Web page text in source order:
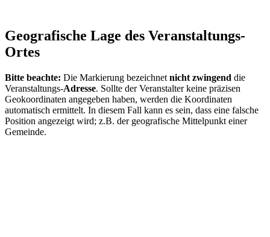
Geografische Lage des Veranstaltungs-
Ortes
Bitte beachte: Die Markierung bezeichnet nicht zwingend die
Veranstaltungs-Adresse. Sollte der Veranstalter keine präzisen
Geokoordinaten angegeben haben, werden die Koordinaten
automatisch ermittelt. In diesem Fall kann es sein, dass eine falsche
Position angezeigt wird; z.B. der geografische Mittelpunkt einer
Gemeinde.